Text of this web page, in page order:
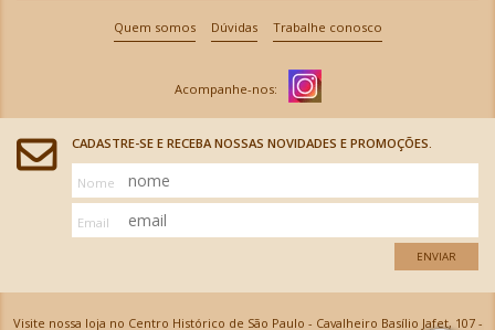
Quem somos Dúvidas Trabalhe conosco
CADASTRE-SE E RECEBA NOSSAS NOVIDADES E PROMOÇÕES.
Nome
Email
ENVIAR
Visite nossa loja no Centro Histórico de São Paulo - Cavalheiro Basílio Jafet, 107 -